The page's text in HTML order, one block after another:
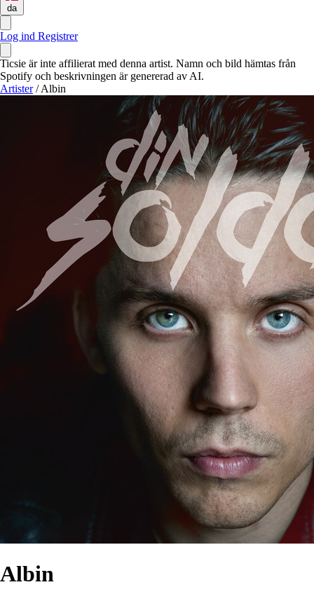
da
Log ind Registrer
Ticsie är inte affilierat med denna artist. Namn och bild hämtas från
Spotify och beskrivningen är genererad av AI.
Artister / Albin
Albin